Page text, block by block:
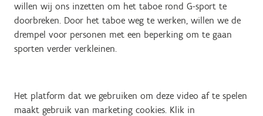
willen wij ons inzetten om het taboe rond G-sport te
doorbreken. Door het taboe weg te werken, willen we de
drempel voor personen met een beperking om te gaan
sporten verder verkleinen.
Het platform dat we gebruiken om deze video af te spelen
maakt gebruik van marketing cookies. Klik in